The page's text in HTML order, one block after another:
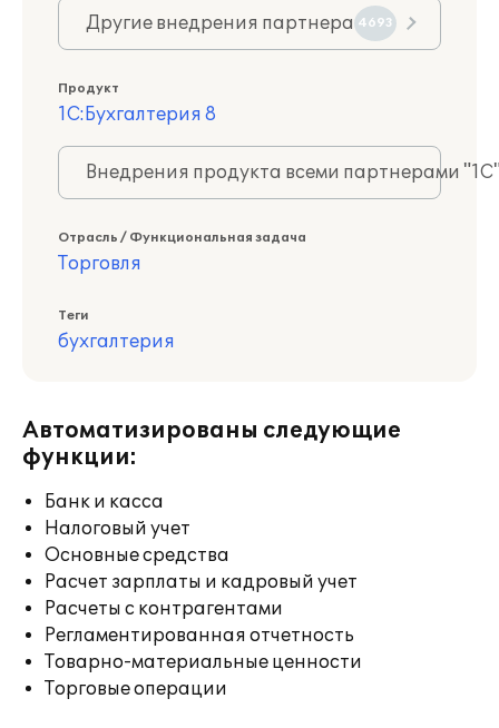
Другие внедрения партнера 4693
Продукт
1С:Бухгалтерия 8
Внедрения продукта всеми партнерами
Отрасль / Функциональная задача
Торговля
Теги
бухгалтерия
Автоматизированы следующие
функции:
Банк и касса
Налоговый учет
Основные средства
Расчет зарплаты и кадровый учет
Расчеты с контрагентами
Регламентированная отчетность
Товарно-материальные ценности
Торговые операции